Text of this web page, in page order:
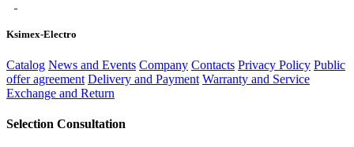
Ksimex-Electro
Catalog News and Events Company Contacts Privacy Policy Public
offer agreement Delivery and Payment Warranty and Service
Exchange and Return
Selection Consultation